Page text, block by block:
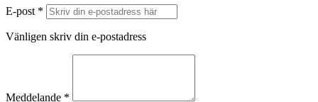
E-post *
Vänligen skriv din e-postadress
Meddelande *